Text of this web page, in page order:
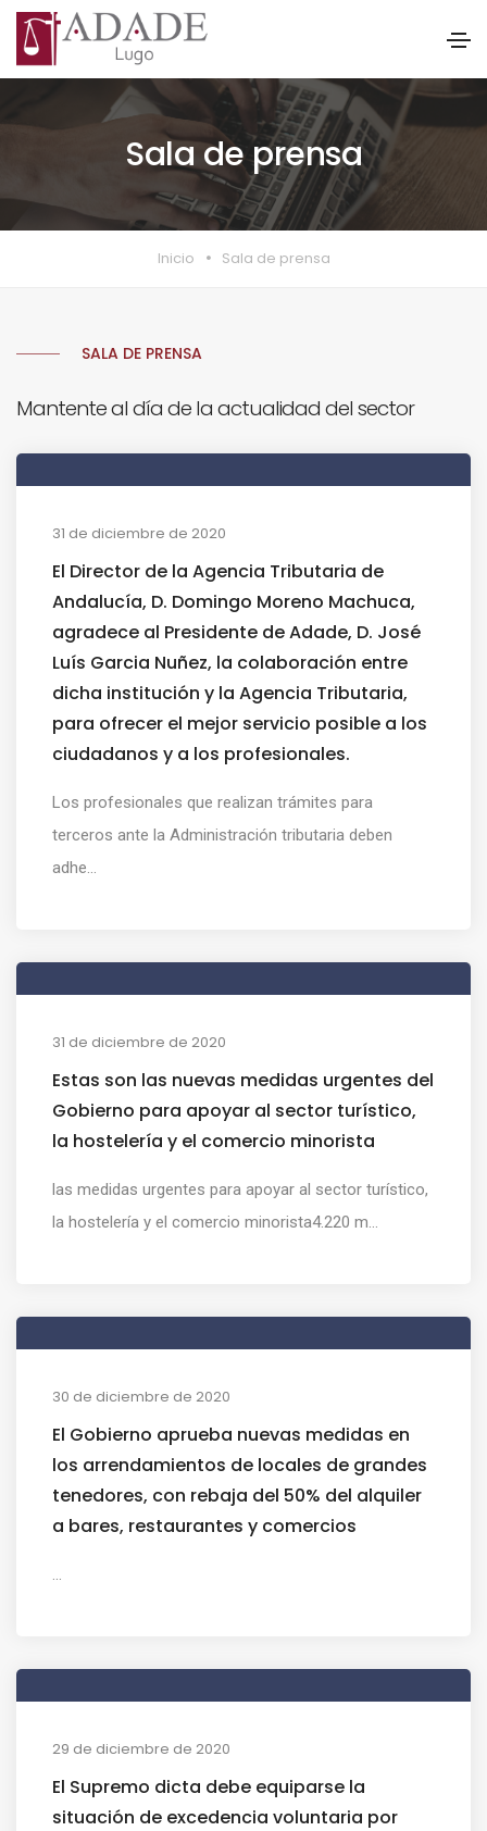
Sala de prensa
Inicio Sala de prensa
SALA DE PRENSA
Mantente al día de la actualidad del sector
31 de diciembre de 2020
El Director de la Agencia Tributaria de
Andalucía, D. Domingo Moreno Machuca,
agradece al Presidente de Adade, D. José
Luís Garcia Nuñez, la colaboración entre
dicha institución y la Agencia Tributaria,
para ofrecer el mejor servicio posible a los
ciudadanos y a los profesionales.
Los profesionales que realizan trámites para
terceros ante la Administración tributaria deben
adhe...
31 de diciembre de 2020
Estas son las nuevas medidas urgentes del
Gobierno para apoyar al sector turístico,
la hostelería y el comercio minorista
las medidas urgentes para apoyar al sector turístico,
la hostelería y el comercio minorista4.220 m...
30 de diciembre de 2020
El Gobierno aprueba nuevas medidas en
los arrendamientos de locales de grandes
tenedores, con rebaja del 50% del alquiler
a bares, restaurantes y comercios
...
29 de diciembre de 2020
El Supremo dicta debe equiparse la
situación de excedencia voluntaria por